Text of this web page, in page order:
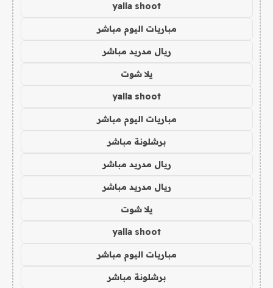
yalla shoot
مباريات اليوم مباشر
ريال مدريد مباشر
يلا شوت
yalla shoot
مباريات اليوم مباشر
برشلونة مباشر
ريال مدريد مباشر
ريال مدريد مباشر
يلا شوت
yalla shoot
مباريات اليوم مباشر
برشلونة مباشر